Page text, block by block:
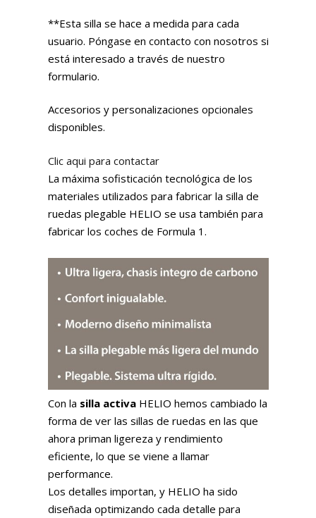
**Esta silla se hace a medida para cada
usuario. Póngase en contacto con nosotros si
está interesado a través de nuestro
formulario.
Accesorios y personalizaciones opcionales
disponibles.
Clic aqui para contactar
La máxima sofisticación tecnológica de los
materiales utilizados para fabricar la silla de
ruedas plegable HELIO se usa también para
fabricar los coches de Formula 1.
Con la silla activaHELIO hemos cambiado la
forma de ver las sillas de ruedas en las que
ahora priman ligereza y rendimiento
eficiente, lo que se viene a llamar
performance.
Los detalles importan, y HELIO ha sido
diseñada optimizando cada detalle para